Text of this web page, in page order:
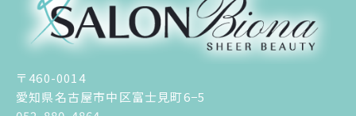
〒460-0014
愛知県名古屋市中区富士見町6−5